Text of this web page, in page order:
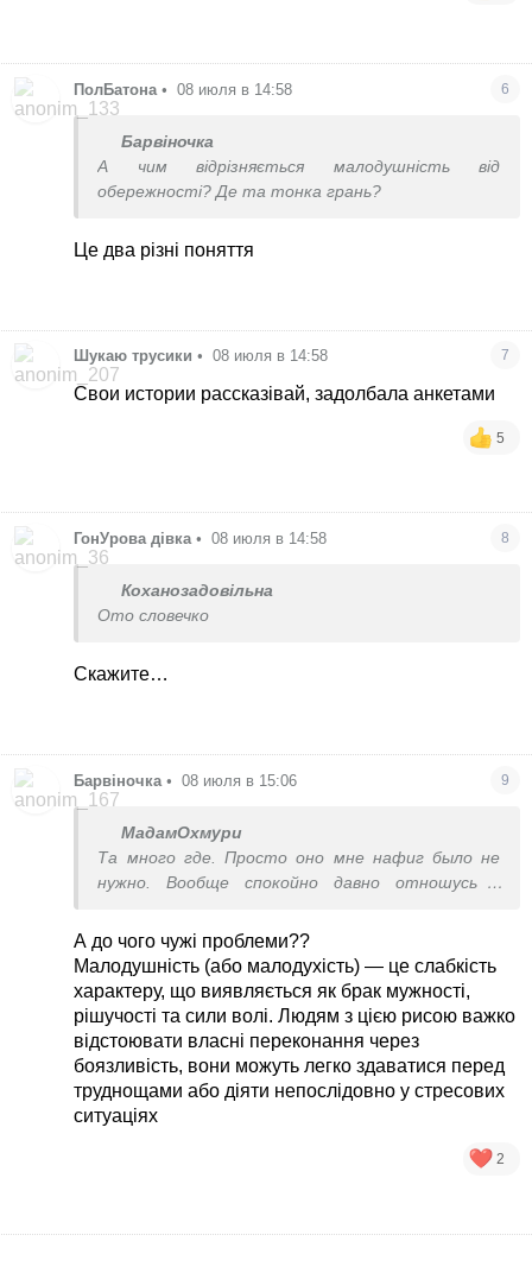
ПолБатона • 08 июля в 14:58 6
Барвіночка
А чим відрізняється малодушність від
обережності? Де та тонка грань?
Це два різні поняття
Шукаю трусики • 08 июля в 14:58 7
Свои истории рассказівай, задолбала анкетами
5
ГонУрова дівка • 08 июля в 14:58 8
Коханозадовільна
Ото словечко
Скажите…
Барвіночка • 08 июля в 15:06 9
МадамОхмури
Та много где. Просто оно мне нафиг было не
нужно. Вообще спокойно давно отношусь с
А до чого чужі проблеми??
Малодушність (або малодухість) — це слабкість
характеру, що виявляється як брак мужності,
рішучості та сили волі. Людям з цією рисою важко
відстоювати власні переконання через
боязливість, вони можуть легко здаватися перед
труднощами або діяти непослідовно у стресових
ситуаціях
2